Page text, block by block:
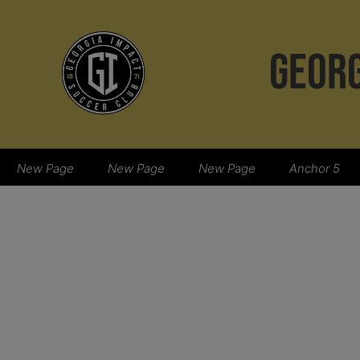
New Page New Page New Page Anchor 5